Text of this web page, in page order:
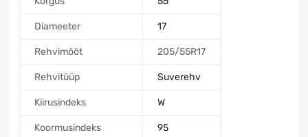
Diameeter 17
Rehvimõõt 205/55R17
Rehvitüüp Suverehv
Kiirusindeks W
Koormusindeks 95